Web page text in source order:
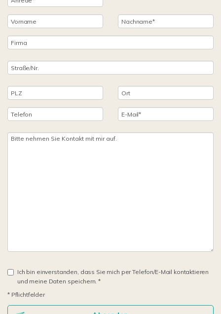
Ich bin einverstanden, dass Sie mich per Telefon/E-Mail kontaktieren
und meine Daten speichern. *
* Pflichtfelder